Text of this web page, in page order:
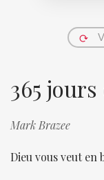
365
Mark Brazee
Dieu vous veut en